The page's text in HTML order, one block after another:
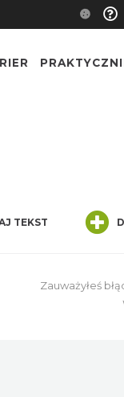
TEKST
Zauważyłeś